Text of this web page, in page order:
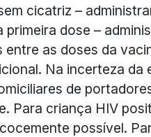
cicatriz –
dose –
entre as doses da
Na incerteza da
de
Para criança HIV
possível.